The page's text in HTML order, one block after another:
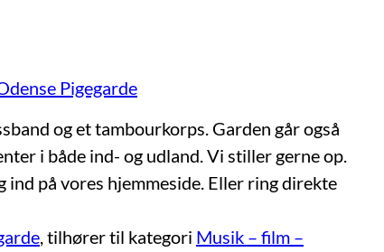
Pigegarde
og et tambourkorps. Garden går også
i både ind- og udland. Vi stiller gerne op.
ind på vores hjemmeside. Eller ring direkte
, tilhører til kategori Musik – film –